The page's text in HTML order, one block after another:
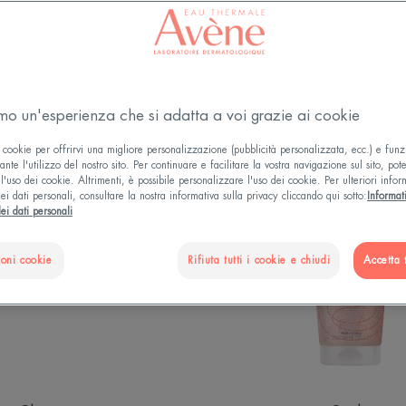
COMEDOMED
PEELING
Crema
Intensiva
BODY
un'esperienza che si adatta a voi grazie ai cookie
per offrirvi una migliore personalizzazione (pubblicità personalizzata, ecc.) e
l'utilizzo del nostro sito. Per continuare e facilitare la vostra navigazione sul sito,
dei cookie. Altrimenti, è possibile personalizzare l'uso dei cookie. Per ulteriori
dati personali, consultare la nostra informativa sulla privacy cliccando qui sotto:
dati personali
cookie Rifiuta tutti i cookie e chiudi Accetta